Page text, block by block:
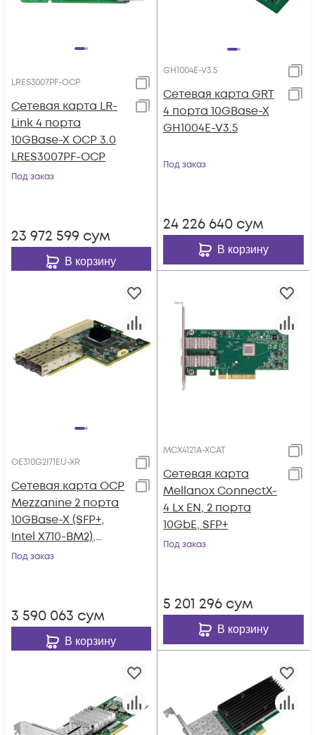
LRES3007PF-OCP
Сетевая карта LR-
Link 4 порта
10GBase-X OCP 3.0
LRES3007PF-OCP
Под заказ
23 972 599 сум
В корзину
GH1004E-V3.5
Сетевая карта GRT
4 порта 10GBase-X
GH1004E-V3.5
Под заказ
24 226 640 сум
В корзину
OE310G2I71EU-XR
Сетевая карта OCP
Mezzanine 2 порта
10GBase-X (SFP+,
Intel X710-BM2),
Silicom
Под заказ
3 590 063 сум
В корзину
MCX4121A-XCAT
Сетевая карта
Mellanox ConnectX-
4 Lx EN, 2 порта
10GbE, SFP+
Под заказ
5 201 296 сум
В корзину